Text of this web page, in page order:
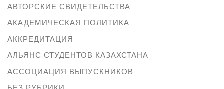
АВТОРСКИЕ СВИДЕТЕЛЬСТВА
АКАДЕМИЧЕСКАЯ ПОЛИТИКА
АККРЕДИТАЦИЯ
АЛЬЯНС СТУДЕНТОВ КАЗАХСТАНА
АССОЦИАЦИЯ ВЫПУСКНИКОВ